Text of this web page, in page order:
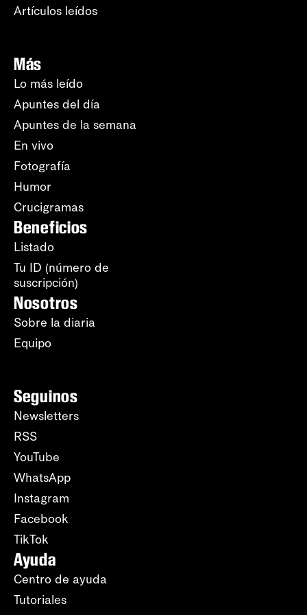
Artículos leídos
Más
Lo más leído
Apuntes del día
Apuntes de la semana
En vivo
Fotografía
Humor
Crucigramas
Beneficios
Listado
Tu ID (número de
suscripción)
Nosotros
Sobre la diaria
Equipo
Seguinos
Newsletters
RSS
YouTube
WhatsApp
Instagram
Facebook
TikTok
Ayuda
Centro de ayuda
Tutoriales